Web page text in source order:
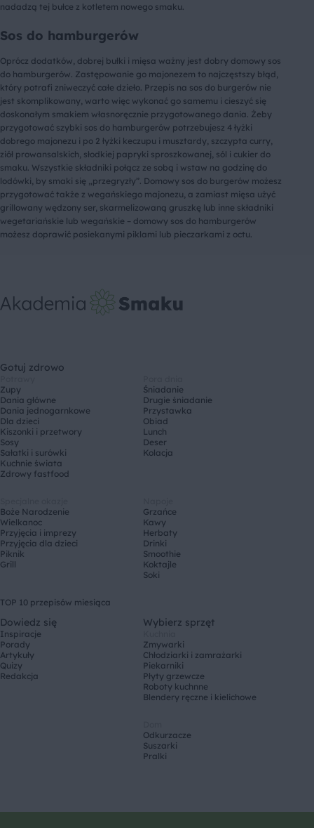
nadadzą tej bułce z kotletem nowego smaku.
Sos do hamburgerów
Oprócz dodatków, dobrej bułki i mięsa ważny jest dobry domowy sos
do hamburgerów. Zastępowanie go majonezem to najczęstszy błąd,
który potrafi zniweczyć całe dzieło. Przepis na sos do burgerów nie
jest skomplikowany, warto więc wykonać go samemu i cieszyć się
doskonałym smakiem własnoręcznie przygotowanego dania. Żeby
przygotować szybki sos do hamburgerów potrzebujesz 4 łyżki
dobrego majonezu i po 2 łyżki keczupu i musztardy, szczypta curry,
ziół prowansalskich, słodkiej papryki sproszkowanej, sól i cukier do
smaku. Wszystkie składniki połącz ze sobą i wstaw na godzinę do
lodówki, by smaki się „przegryzły”. Domowy sos do burgerów możesz
przygotować także z wegańskiego majonezu, a zamiast mięsa użyć
grillowany wędzony ser, skarmelizowaną gruszkę lub inne składniki
wegetariańskie lub wegańskie – domowy sos do hamburgerów
możesz doprawić posiekanymi piklami lub pieczarkami z octu.
Gotuj zdrowo
Zupy
Dania główne
Dania jednogarnkowe
Dla dzieci
Kiszonki i przetwory
Sosy
Sałatki i surówki
Kuchnie świata
Zdrowy fastfood
Śniadanie
Drugie śniadanie
Przystawka
Obiad
Lunch
Deser
Kolacja
Boże Narodzenie
Wielkanoc
Przyjęcia i imprezy
Przyjęcia dla dzieci
Piknik
Grill
Grzańce
Kawy
Herbaty
Drinki
Smoothie
Koktajle
Soki
TOP 10 przepisów miesiąca
Dowiedz się
Inspiracje
Porady
Artykuły
Quizy
Redakcja
Wybierz sprzęt
Zmywarki
Chłodziarki i zamrażarki
Piekarniki
Płyty grzewcze
Roboty kuchnne
Blendery ręczne i kielichowe
Odkurzacze
Suszarki
Pralki